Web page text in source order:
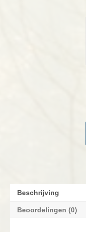
Beschrijving
Beoordelingen (0)